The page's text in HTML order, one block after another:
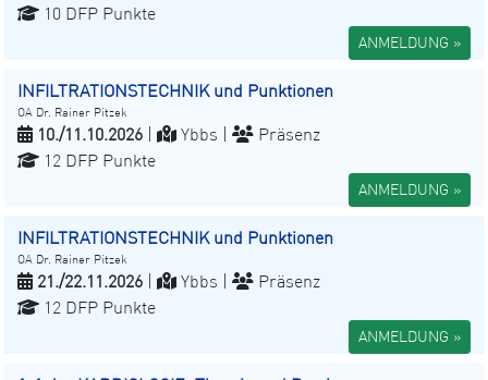
10 DFP Punkte
ANMELDUNG »
INFILTRATIONSTECHNIK und Punktionen
OA Dr. Rainer Pitzek
10./11.10.2026 Ybbs |
Präsenz
12 DFP Punkte
ANMELDUNG »
INFILTRATIONSTECHNIK und Punktionen
OA Dr. Rainer Pitzek
21./22.11.2026 Ybbs |
Präsenz
12 DFP Punkte
ANMELDUNG »